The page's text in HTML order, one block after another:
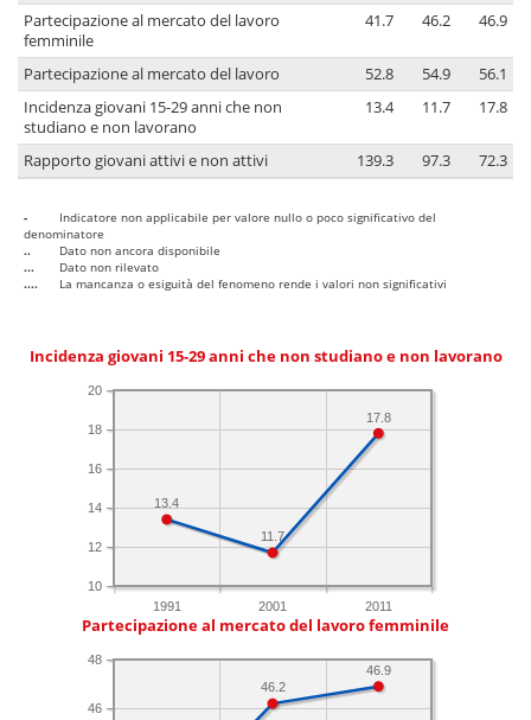
Partecipazione al mercato del lavoro
femminile
41.7 46.2 46.9
Partecipazione al mercato del lavoro 52.8 54.9
56.1
Incidenza giovani 15-29 anni che non
studiano e non lavorano
13.4 11.7 17.8
Rapporto giovani attivi e non attivi 139.3 97.3 72.3
-
Indicatore non applicabile per valore nullo o poco significativo del
denominatore
..
Dato non ancora disponibile
...
Dato non rilevato
....
La mancanza o esiguità del fenomeno rende i valori non significativi
Incidenza giovani 15-29 anni che non studiano e non lavorano
1991 2001 2011
10
12
14
16
18
20
17.8
11.7
13.4
Partecipazione al mercato del lavoro femminile
46
48
46.9
46.2